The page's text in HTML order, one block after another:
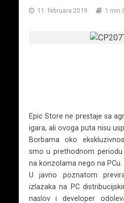
11. februara 2019. 1 min
Epic Store ne prestaje sa
igara, ali ovoga puta nisu
Borbama oko
smo u prethodnom
na konzolama nego na PCu.
U javno poznatom
izlazaka na PC
naslov i developer